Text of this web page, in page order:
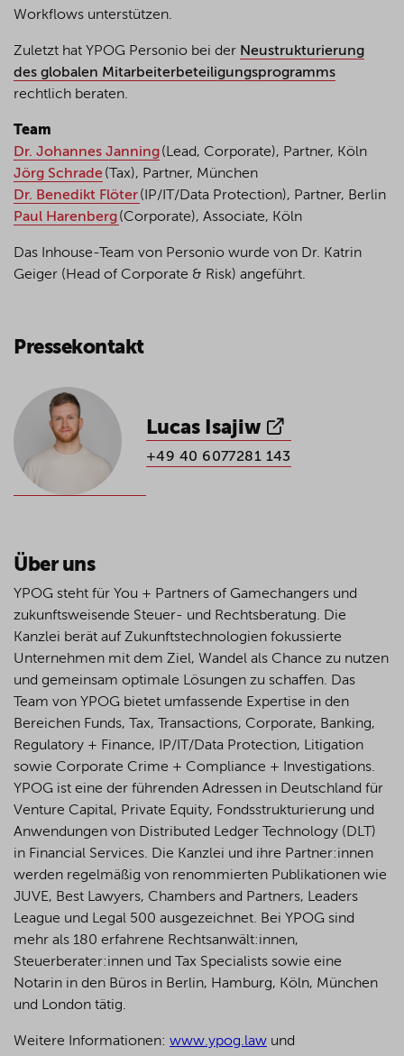
Workflows unterstützen.
Zuletzt hat YPOG Personio bei der Neustrukturierung
des globalen Mitarbeiterbeteiligungsprogramms
rechtlich beraten.
Team
Dr. Johannes Janning(Lead, Corporate), Partner, Köln
Jörg Schrade(Tax), Partner, München
Dr. Benedikt Flöter(IP/IT/Data Protection), Partner, Berlin
Paul Harenberg(Corporate), Associate, Köln
Das Inhouse-Team von Personio wurde von Dr. Katrin
Geiger (Head of Corporate & Risk) angeführt.
Pressekontakt
Lucas Isajiw
+49 40 6077281 143
Über uns
YPOG steht für You + Partners of Gamechangers und
zukunftsweisende Steuer- und Rechtsberatung. Die
Kanzlei berät auf Zukunftstechnologien fokussierte
Unternehmen mit dem Ziel, Wandel als Chance zu nutzen
und gemeinsam optimale Lösungen zu schaffen. Das
Team von YPOG bietet umfassende Expertise in den
Bereichen Funds, Tax, Transactions, Corporate, Banking,
Regulatory + Finance, IP/IT/Data Protection, Litigation
sowie Corporate Crime + Compliance + Investigations.
YPOG ist eine der führenden Adressen in Deutschland für
Venture Capital, Private Equity, Fondsstrukturierung und
Anwendungen von Distributed Ledger Technology (DLT)
in Financial Services. Die Kanzlei und ihre Partner:innen
werden regelmäßig von renommierten Publikationen wie
JUVE, Best Lawyers, Chambers and Partners, Leaders
League und Legal 500 ausgezeichnet. Bei YPOG sind
mehr als 180 erfahrene Rechtsanwält:innen,
Steuerberater:innen und Tax Specialists sowie eine
Notarin in den Büros in Berlin, Hamburg, Köln, München
und London tätig.
Weitere Informationen: www.ypog.law und